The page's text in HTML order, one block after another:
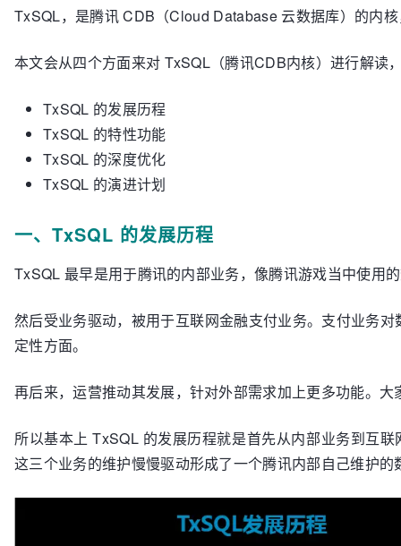
TxSQL，是腾讯 CDB（Cloud Database 云数据库）的内
本文会从四个方面来对 TxSQL（腾讯CDB内核）进行解读
TxSQL 的发展历程
TxSQL 的特性功能
TxSQL 的深度优化
TxSQL 的演进计划
一、TxSQL 的发展历程
TxSQL 最早是用于腾讯的内部业务，像腾讯游戏当中使用
然后受业务驱动，被用于互联网金融支付业务。支付业务
定性方面。
再后来，运营推动其发展，针对外部需求加上更多功能。
所以基本上 TxSQL 的发展历程就是首先从内部业务到互
这三个业务的维护慢慢驱动形成了一个腾讯内部自己维护